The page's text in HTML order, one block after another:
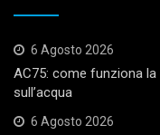
6 Agosto 2026
AC75: come funziona la
sull’acqua
6 Agosto 2026